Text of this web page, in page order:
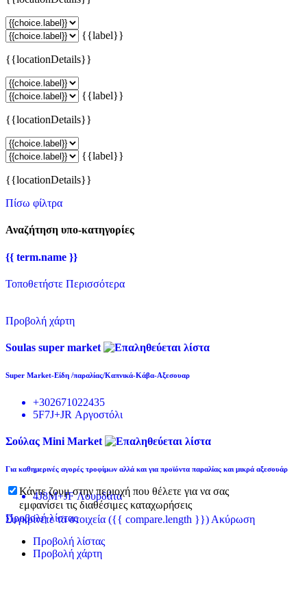
{{label}}
{{locationDetails}}
{{label}}
{{locationDetails}}
{{label}}
{{locationDetails}}
Πίσω φίλτρα
Αναζήτηση υπο-κατηγορίες
{{ term.name }}
Τοποθετήστε Περισσότερα
Προβολή χάρτη
Soulas super market
Super Market-Είδη /παραλίας/Καπνικά-Κάβα-Αξεσουαρ
+302671022435
5F7J+JR Αργοστόλι
Σούλας Mini Market
Για καθημερινές αγορές τροφίμων αλλά και για προϊόντα παραλίας και μικρά αξεσουάρ
4J8M+JF Λουρδάτα
Συγκρίνετε τα στοιχεία ({{ compare.length }}) Ακύρωση
Κάντε ζουμ στην περιοχή που θέλετε για να σας
εμφανίσει τις διαθέσιμες καταχωρήσεις
Προβολή λίστας
Προβολή λίστας
Προβολή χάρτη